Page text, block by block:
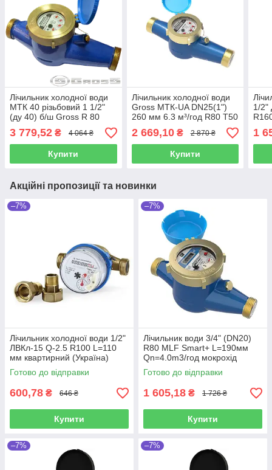
Лічильник холодної води
МТК 40 різьбовий 1 1/2"
(ду 40) б/ш Gross R 80
3 779,52 ₴ 4 064 ₴
Купити
Лічильник холодної води
Gross МТК-UA DN25(1")
260 мм 6.3 м³/год R80 T50
2 669,10₴ 2 870 ₴
Купити
1/2"
1
Акційні пропозиції та новинки
–7%
Лічильник холодної води 1/2"
ЛВКл-15 Q-2.5 R100 L=110
мм квартирний (Україна)
Готово до відправки
600,78 ₴ 646 ₴
Купити
–7%
Лічильник води 3/4" (DN20)
R80 MLF Smart+ L=190мм
Qn=4.0m3/год мокрохід
(Україна)
Готово до відправки
1 605,18 ₴ 1 726 ₴
Купити
–7% –7%